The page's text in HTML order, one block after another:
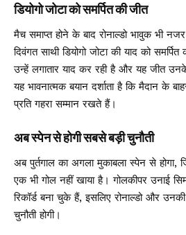
डियोगो जोटा को समर्पित की जीत
मैच समाप्त होने के बाद रोनाल्डो भावुक भी
दिवंगत साथी डियोगो जोटा की याद को
उन्हें लगातार याद कर रही है और यह जीत
यह भावनात्मक बयान दर्शाता है कि मैदान के
प्रति गहरा सम्मान रखते हैं।
अब स्पेन से होगी सबसे बड़ी चुनौती
अब पुर्तगाल का अगला मुकाबला स्पेन से
एक भी गोल नहीं खाया है। गोलकीपर उनाई
रिकॉर्ड बना चुके हैं, इसलिए रोनाल्डो और
चुनौती होगी।